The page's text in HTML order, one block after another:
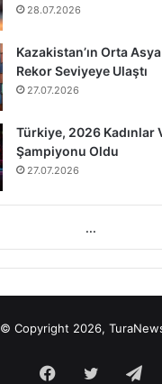
28.07.2026
Kazakistan’ın Orta
Rekor Seviyeye Ulaştı
27.07.2026
Türkiye, 2026 Kadınlar
Şampiyonu Oldu
27.07.2026
...
© Copyright 2026,
Facebook
Twitter